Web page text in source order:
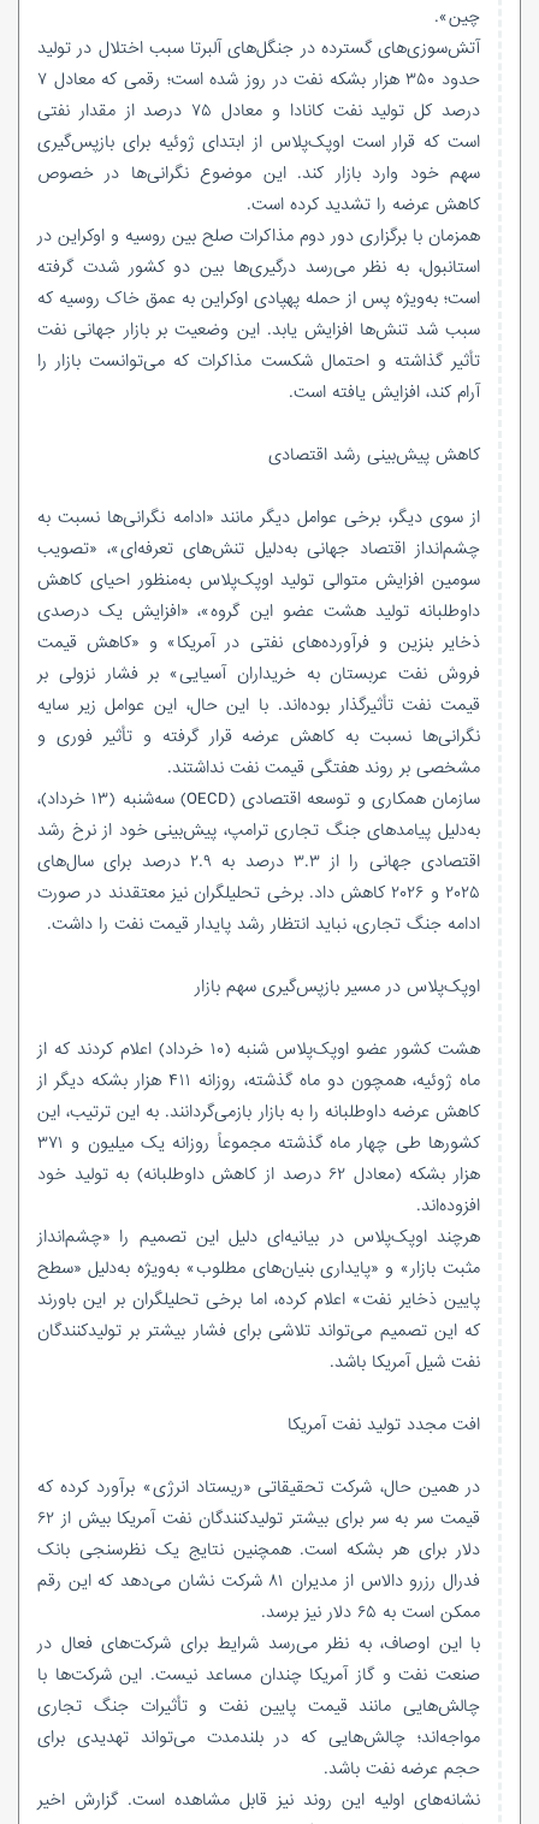
چین».
آتش‌سوزی‌های گسترده در جنگل‌های آلبرتا سبب اختلال در تولید
حدود ۳۵۰ هزار بشکه نفت در روز شده است؛ رقمی که معادل ۷
درصد کل تولید نفت کانادا و معادل ۷۵ درصد از مقدار نفتی
است که قرار است اوپک‌پلاس از ابتدای ژوئیه برای بازپس‌گیری
سهم خود وارد بازار کند. این موضوع نگرانی‌ها در خصوص
کاهش عرضه را تشدید کرده است.
همزمان با برگزاری دور دوم مذاکرات صلح بین روسیه و اوکراین در
استانبول، به نظر می‌رسد درگیری‌ها بین دو کشور شدت گرفته
است؛ به‌ویژه پس از حمله پهپادی اوکراین به عمق خاک روسیه که
سبب شد تنش‌ها افزایش یابد. این وضعیت بر بازار جهانی نفت
تأثیر گذاشته و احتمال شکست مذاکرات که می‌توانست بازار را
آرام کند، افزایش یافته است.
کاهش پیش‌بینی رشد اقتصادی
از سوی دیگر، برخی عوامل دیگر مانند «ادامه نگرانی‌ها نسبت به
چشم‌انداز اقتصاد جهانی به‌دلیل تنش‌های تعرفه‌ای»، «تصویب
سومین افزایش متوالی تولید اوپک‌پلاس به‌منظور احیای کاهش
داوطلبانه تولید هشت عضو این گروه»، «افزایش یک درصدی
ذخایر بنزین و فرآورده‌های نفتی در آمریکا» و «کاهش قیمت
فروش نفت عربستان به خریداران آسیایی» بر فشار نزولی بر
قیمت نفت تأثیرگذار بوده‌اند. با این حال، این عوامل زیر سایه
نگرانی‌ها نسبت به کاهش عرضه قرار گرفته و تأثیر فوری و
مشخصی بر روند هفتگی قیمت نفت نداشتند.
سازمان همکاری و توسعه اقتصادی (OECD) سه‌شنبه (۱۳ خرداد)،
به‌دلیل پیامدهای جنگ تجاری ترامپ، پیش‌بینی خود از نرخ رشد
اقتصادی جهانی را از ۳.۳ درصد به ۲.۹ درصد برای سال‌های
۲۰۲۵ و ۲۰۲۶ کاهش داد. برخی تحلیلگران نیز معتقدند در صورت
ادامه جنگ تجاری، نباید انتظار رشد پایدار قیمت نفت را داشت.
اوپک‌پلاس در مسیر بازپس‌گیری سهم بازار
هشت کشور عضو اوپک‌پلاس شنبه (۱۰ خرداد) اعلام کردند که از
ماه ژوئیه، همچون دو ماه گذشته، روزانه ۴۱۱ هزار بشکه دیگر از
کاهش عرضه داوطلبانه را به بازار بازمی‌گردانند. به این ترتیب، این
کشورها طی چهار ماه گذشته مجموعاً روزانه یک میلیون و ۳۷۱
هزار بشکه (معادل ۶۲ درصد از کاهش داوطلبانه) به تولید خود
افزوده‌اند.
هرچند اوپک‌پلاس در بیانیه‌ای دلیل این تصمیم را «چشم‌انداز
مثبت بازار» و «پایداری بنیان‌های مطلوب» به‌ویژه به‌دلیل «سطح
پایین ذخایر نفت» اعلام کرده، اما برخی تحلیلگران بر این باورند
که این تصمیم می‌تواند تلاشی برای فشار بیشتر بر تولیدکنندگان
نفت شیل آمریکا باشد.
افت مجدد تولید نفت آمریکا
در همین حال، شرکت تحقیقاتی «ریستاد انرژی» برآورد کرده که
قیمت سر به سر برای بیشتر تولیدکنندگان نفت آمریکا بیش از ۶۲
دلار برای هر بشکه است. همچنین نتایج یک نظرسنجی بانک
فدرال رزرو دالاس از مدیران ۸۱ شرکت نشان می‌دهد که این رقم
ممکن است به ۶۵ دلار نیز برسد.
با این اوصاف، به نظر می‌رسد شرایط برای شرکت‌های فعال در
صنعت نفت و گاز آمریکا چندان مساعد نیست. این شرکت‌ها با
چالش‌هایی مانند قیمت پایین نفت و تأثیرات جنگ تجاری
مواجه‌اند؛ چالش‌هایی که در بلندمدت می‌تواند تهدیدی برای
حجم عرضه نفت باشد.
نشانه‌های اولیه این روند نیز قابل مشاهده است. گزارش اخیر